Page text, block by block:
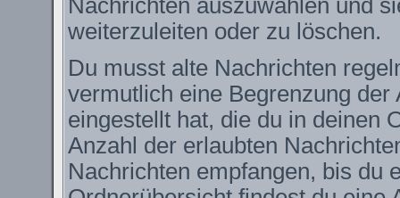
Nachrichten auszuwählen und
weiterzuleiten oder zu löschen.
Du musst alte Nachrichten
vermutlich eine Begrenzung
eingestellt hat, die du in deinen
Anzahl der erlaubten
Nachrichten empfangen, bis du